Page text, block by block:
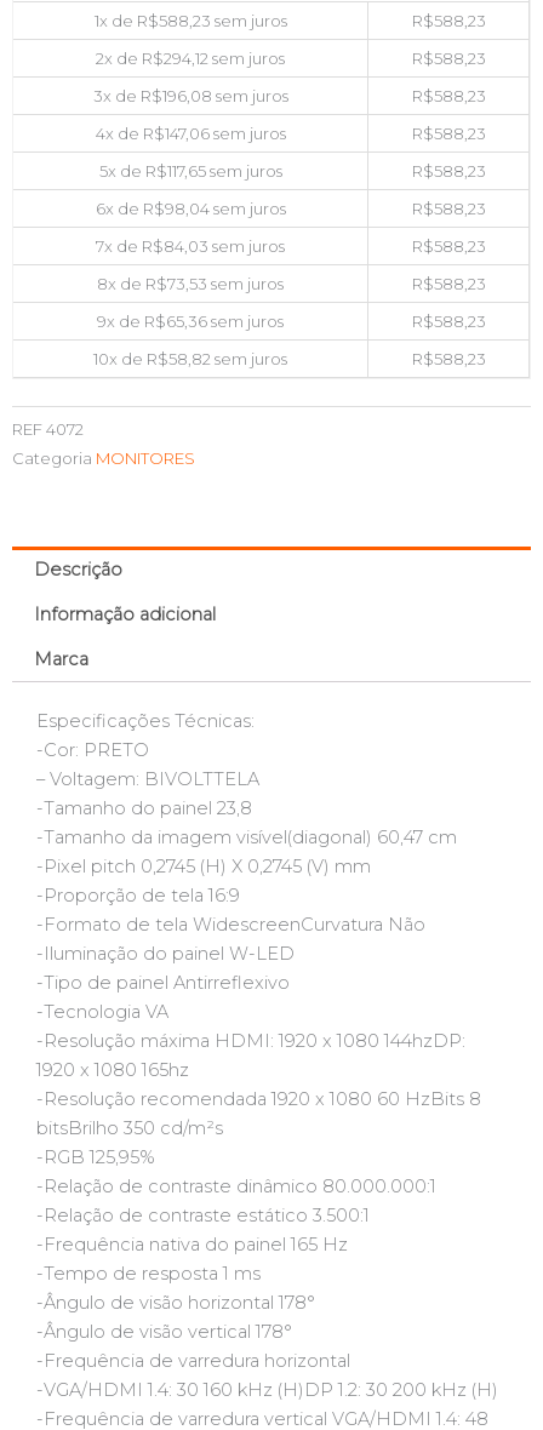
1x de R$588,23 sem juros R$588,23
2x de R$294,12 sem juros R$588,23
3x de R$196,08 sem juros R$588,23
4x de R$147,06sem juros R$588,23
5x de R$117,65sem juros R$588,23
6x de R$98,04sem juros R$588,23
7x de R$84,03 sem juros R$588,23
8x de R$73,53 sem juros R$588,23
9x de R$65,36sem juros R$588,23
10x de R$58,82 sem juros R$588,23
REF4072
Categoria MONITORES
Descrição
Informação adicional
Marca
Especificações Técnicas:
-Cor: PRETO
– Voltagem: BIVOLTTELA
-Tamanho do painel 23,8
-Tamanho da imagem visível(diagonal) 60,47 cm
-Pixel pitch 0,2745 (H) X 0,2745 (V) mm
-Proporção de tela 16:9
-Formato de tela WidescreenCurvatura Não
-Iluminação do painel W-LED
-Tipo de painel Antirreflexivo
-Tecnologia VA
-Resolução máxima HDMI: 1920 x 1080 144hzDP:
1920 x 1080 165hz
-Resolução recomendada 1920 x 1080 60 HzBits 8
bitsBrilho 350 cd/m²s
-RGB 125,95%
-Relação de contraste dinâmico 80.000.000:1
-Relação de contraste estático 3.500:1
-Frequência nativa do painel 165 Hz
-Tempo de resposta 1 ms
-Ângulo de visão horizontal 178°
-Ângulo de visão vertical 178°
-Frequência de varredura horizontal
-VGA/HDMI 1.4: 30 160 kHz (H)DP 1.2: 30 200 kHz (H)
-Frequência de varredura vertical VGA/HDMI 1.4: 48